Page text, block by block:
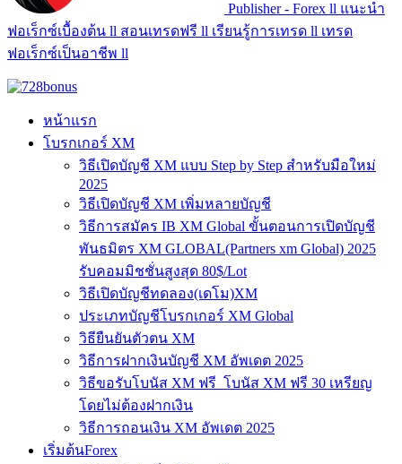
Publisher - Forex ll แนะนำ
ฟอเร็กซ์เบื้องต้น ll สอนเทรดฟรี ll เรียนรู้การเทรด ll เทรด
ฟอเร็กซ์เป็นอาชีพ ll
หน้าแรก
โบรกเกอร์ XM
วิธีเปิดบัญชี XM แบบ Step by Step สำหรับมือใหม่
2025
วิธีเปิดบัญชี XM เพิ่มหลายบัญชี
วิธีการสมัคร IB XM Global ขั้นตอนการเปิดบัญชี
พันธมิตร XM GLOBAL(Partners xm Global) 2025
รับคอมมิชชั่นสูงสุด 80$/Lot
วิธีเปิดบัญชีทดลอง(เดโม)XM
ประเภทบัญชีโบรกเกอร์ XM Global
วิธียืนยันตัวตน XM
วิธีการฝากเงินบัญชี XM อัพเดต 2025
วิธีขอรับโบนัส XM ฟรี โบนัส XM ฟรี 30 เหรียญ
โดยไม่ต้องฝากเงิน
วิธีการถอนเงิน XM อัพเดต 2025
เริ่มต้นForex